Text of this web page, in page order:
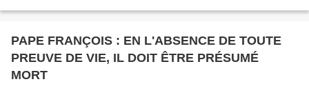
PAPE FRANÇOIS : EN L'ABSENCE DE TOUTE
PREUVE DE VIE, IL DOIT ÊTRE PRÉSUMÉ
MORT